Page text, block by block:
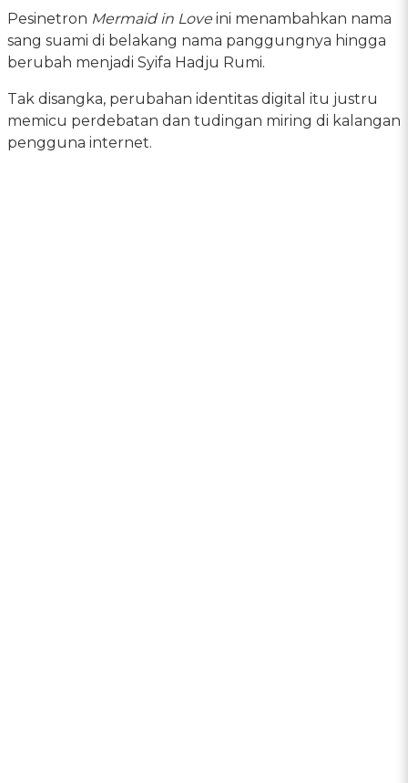
Pesinetron Mermaid in Love ini menambahkan nama
sang suami di belakang nama panggungnya hingga
berubah menjadi Syifa Hadju Rumi.
Tak disangka, perubahan identitas digital itu justru
memicu perdebatan dan tudingan miring di kalangan
pengguna internet.